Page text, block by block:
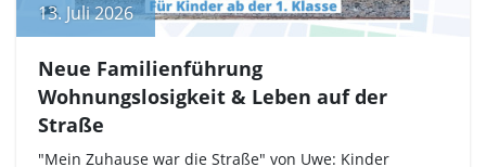
13. Juli 2026
Neue Familienführung
Wohnungslosigkeit & Leben auf der
Straße
"Mein Zuhause war die Straße" von Uwe: Kinder